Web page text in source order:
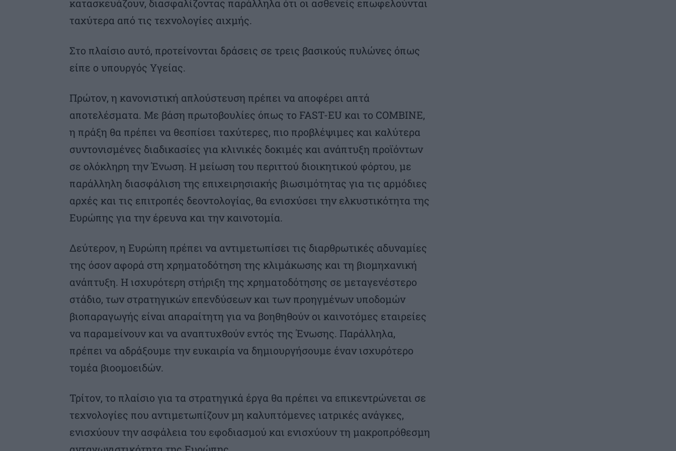
κατασκευάζουν, διασφαλίζοντας παράλληλα ότι οι ασθενείς επωφελούνται
ταχύτερα από τις τεχνολογίες αιχμής.
Στο πλαίσιο αυτό, προτείνονται δράσεις σε τρεις βασικούς πυλώνες όπως
είπε ο υπουργός Υγείας.
Πρώτον, η κανονιστική απλούστευση πρέπει να αποφέρει απτά
αποτελέσματα. Με βάση πρωτοβουλίες όπως το FAST-EU και το COMBINE,
η πράξη θα πρέπει να θεσπίσει ταχύτερες, πιο προβλέψιμες και καλύτερα
συντονισμένες διαδικασίες για κλινικές δοκιμές και ανάπτυξη προϊόντων
σε ολόκληρη την Ένωση. Η μείωση του περιττού διοικητικού φόρτου, με
παράλληλη διασφάλιση της επιχειρησιακής βιωσιμότητας για τις αρμόδιες
αρχές και τις επιτροπές δεοντολογίας, θα ενισχύσει την ελκυστικότητα της
Ευρώπης για την έρευνα και την καινοτομία.
Δεύτερον, η Ευρώπη πρέπει να αντιμετωπίσει τις διαρθρωτικές αδυναμίες
της όσον αφορά στη χρηματοδότηση της κλιμάκωσης και τη βιομηχανική
ανάπτυξη. Η ισχυρότερη στήριξη της χρηματοδότησης σε μεταγενέστερο
στάδιο, των στρατηγικών επενδύσεων και των προηγμένων υποδομών
βιοπαραγωγής είναι απαραίτητη για να βοηθηθούν οι καινοτόμες εταιρείες
να παραμείνουν και να αναπτυχθούν εντός της Ένωσης. Παράλληλα,
πρέπει να αδράξουμε την ευκαιρία να δημιουργήσουμε έναν ισχυρότερο
τομέα βιοομοειδών.
Τρίτον, το πλαίσιο για τα στρατηγικά έργα θα πρέπει να επικεντρώνεται σε
τεχνολογίες που αντιμετωπίζουν μη καλυπτόμενες ιατρικές ανάγκες,
ενισχύουν την ασφάλεια του εφοδιασμού και ενισχύουν τη μακροπρόθεσμη